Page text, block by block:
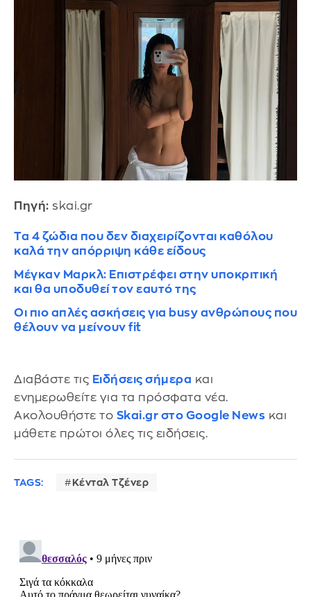
Πηγή: skai.gr
Τα 4 ζώδια που δεν διαχειρίζονται καθόλου
καλά την απόρριψη κάθε είδους
Μέγκαν Μαρκλ: Επιστρέφει στην υποκριτική
και θα υποδυθεί τον εαυτό της
Οι πιο απλές ασκήσεις για busy ανθρώπους που
θέλουν να μείνουν fit
Διαβάστε τις Ειδήσεις σήμερα και
ενημερωθείτε για τα πρόσφατα νέα.
Ακολουθήστε το Skai.gr στο Google News και
μάθετε πρώτοι όλες τις ειδήσεις.
TAGS: Κένταλ Τζένερ